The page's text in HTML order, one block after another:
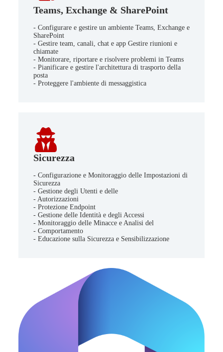
Teams, Exchange & SharePoint
- Configurare e gestire un ambiente Teams, Exchange e
SharePoint
- Gestire team, canali, chat e app Gestire riunioni e
chiamate
- Monitorare, riportare e risolvere problemi in Teams
- Pianificare e gestire l'architettura di trasporto della
posta
- Proteggere l'ambiente di messaggistica
Sicurezza
- Configurazione e Monitoraggio delle Impostazioni di
Sicurezza
- Gestione degli Utenti e delle
- Autorizzazioni
- Protezione Endpoint
- Gestione delle Identità e degli Accessi
- Monitoraggio delle Minacce e Analisi del
- Comportamento
- Educazione sulla Sicurezza e Sensibilizzazione